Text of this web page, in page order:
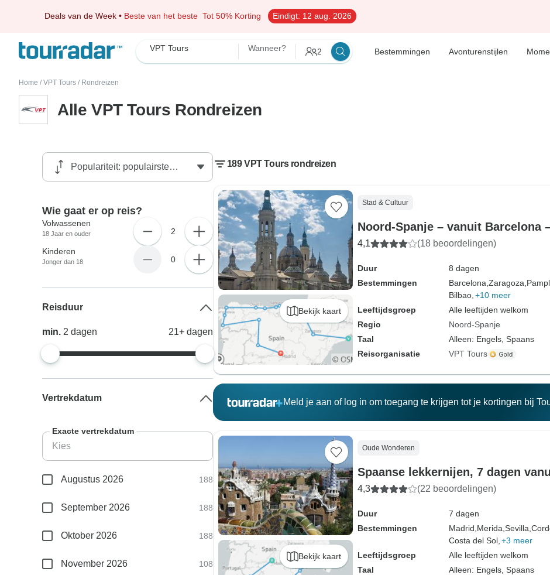
Deals van de Week • Beste van het beste Tot 50% Korting Eindigt: 12 aug. 2026
VPT Tours Wanneer? 2 Bestemmingen Avonturenstijlen
Home / VPT Tours / Rondreizen
Alle VPT Tours Rondreizen
189 VPT Tours rondreizen
Bekijk kaart
Stad & Cultuur
Noord-Spanje – vanuit Barcelona
4,1 (18 beoordelingen)
Duur
8 dagen
Bestemmingen
Barcelona, Zaragoza,
Bilbao, +10 meer
Leeftijdsgroep
Alle leeftijden welkom
Regio
Noord-Spanje
Taal
Alleen: Engels, Spaans
Reisorganisatie
VPT Tours
Meld je aan of log in om toegang te krijgen tot je kortingen bij
Bekijk kaart
Oude Wonderen
Spaanse lekkernijen, 7 dagen
4,3 (22 beoordelingen)
Duur
7 dagen
Bestemmingen
Madrid, Merida, Sevilla,
Costa del Sol, +3 meer
Leeftijdsgroep
Alle leeftijden welkom
Taal
Alleen: Engels, Spaans
Wie gaat er op reis?
Volwassenen
18 Jaar en ouder 2
Kinderen
Jonger dan 18 0
Reisduur
min. 2dagen 21+ dagen
Vertrekdatum
Exacte vertrekdatum
Augustus 2026 188
September 2026 188
Oktober 2026 188
November 2026 108